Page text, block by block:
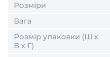
Розміри
Вага
Розмір упаковки (Ш х
В х Г)